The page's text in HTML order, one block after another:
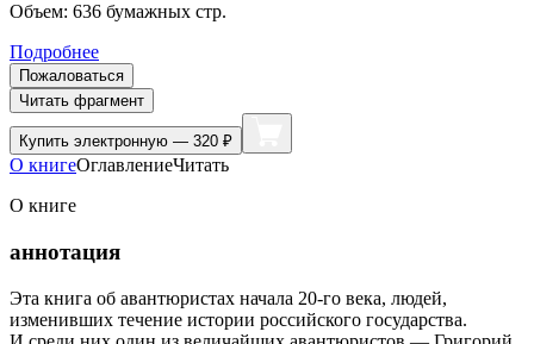
Объем: 636 бумажных стр.
Подробнее
Пожаловаться
Читать фрагмент
Купить электронную — 320 ₽
О книгеОглавлениеЧитать
О книге
аннотация
Эта книга об авантюристах начала 20-го века, людей,
изменивших течение истории российского государства.